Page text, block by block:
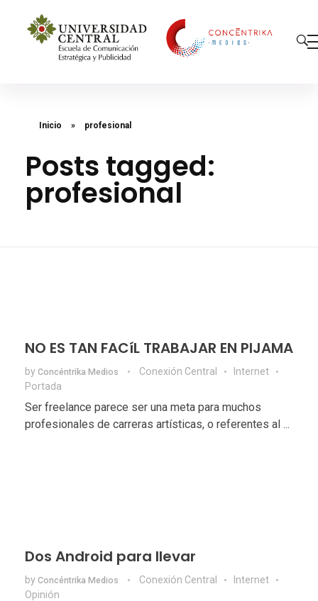
Inicio » profesional
Posts tagged:
profesional
NO ES TAN FACíL TRABAJAR EN PIJAMA
by Concéntrika Medios Conexión Central
Internet
Portada
Ser freelance parece ser una meta para muchos
profesionales de carreras artísticas, o referentes al ...
Dos Android para llevar
by Concéntrika Medios Conexión Central
Internet
Opinión